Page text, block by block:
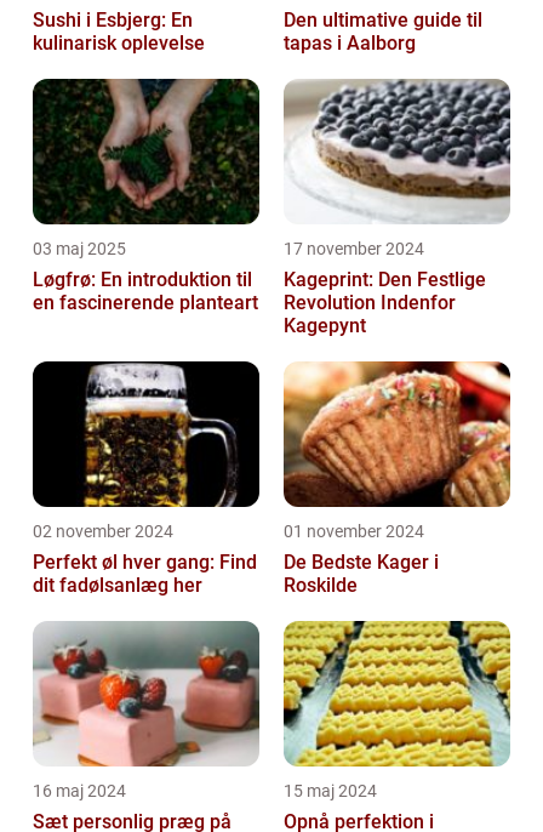
Sushi i Esbjerg: En
kulinarisk oplevelse
Den ultimative guide til
tapas i Aalborg
03 maj 2025
Løgfrø: En introduktion til
en fascinerende planteart
17 november 2024
Kageprint: Den Festlige
Revolution Indenfor
Kagepynt
02 november 2024
Perfekt øl hver gang: Find
dit fadølsanlæg her
01 november 2024
De Bedste Kager i
Roskilde
16 maj 2024
Sæt personlig præg på
15 maj 2024
Opnå perfektion i